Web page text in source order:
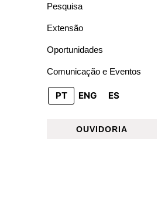
Pesquisa
Extensão
Oportunidades
Comunicação e Eventos
PT ENG ES
OUVIDORIA